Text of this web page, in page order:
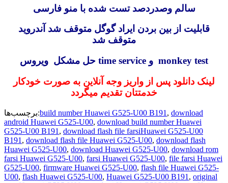
سالم وصدردصد تست شده با منو فارسی
قابلیت از بین بردن ایراد گوگل متوقف شد آندروید
متوقف شد
حل مشکل ویروس time service و monkey test
لینک دانلود پس از واریز وجه آنلاین به صورت خودکار
خدمتتان تقدیم میگردد
برچسب‌ها:build number Huawei G525-U00 B191 , download
android Huawei G525-U00, download build number Huawei
G525-U00 B191 , download flash file farsiHuawei G525-U00
B191 , download flash file Huawei G525-U00, download flash
Huawei G525-U00, download Huawei G525-U00, download rom
farsi Huawei G525-U00, farsi Huawei G525-U00, file farsi Huawei
G525-U00, firmware Huawei G525-U00, flash file Huawei G525-
U00, flash Huawei G525-U00, Huawei G525-U00 B191 , original